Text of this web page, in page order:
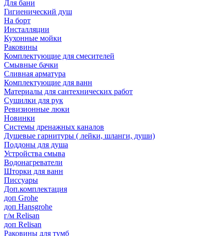
Для бани
Гигиенический душ
На борт
Инсталляции
Кухонные мойки
Раковины
Комплектующие для смесителей
Смывные бачки
Сливная арматура
Комплектующие для ванн
Материалы для сантехнических работ
Сушилки для рук
Ревизионные люки
Новинки
Системы дренажных каналов
Душевые гарнитуры ( лейки, шланги, души)
Поддоны для душа
Устройства смыва
Водонагреватели
Шторки для ванн
Писсуары
Доп.комплектация
доп Grohe
доп Hansgrohe
г/м Relisan
доп Relisan
Раковины для тумб